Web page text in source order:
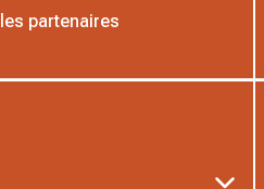
partenaires